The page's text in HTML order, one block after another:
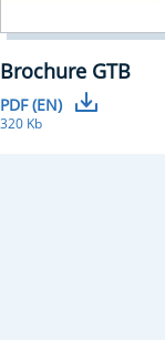
Brochure GTB
PDF (EN)
320 Kb